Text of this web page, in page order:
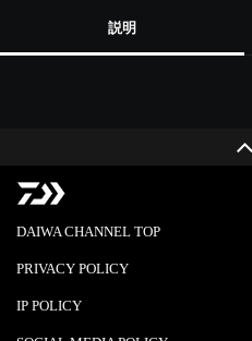
説明
DAIWA CHANNEL TOP
PRIVACY POLICY
IP POLICY